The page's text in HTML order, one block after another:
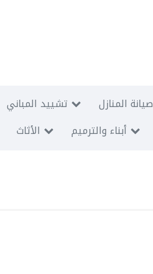
تشييد المباني صيانة المنازل
الأثاث أبناء والترميم